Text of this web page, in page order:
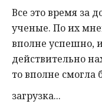
Все это время за
ученые. По их
вполне успешно,
действительно
то вполне смогла
загрузка...